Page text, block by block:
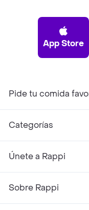
App Store
Pide tu comida
Categorías
Únete a Rappi
Sobre Rappi